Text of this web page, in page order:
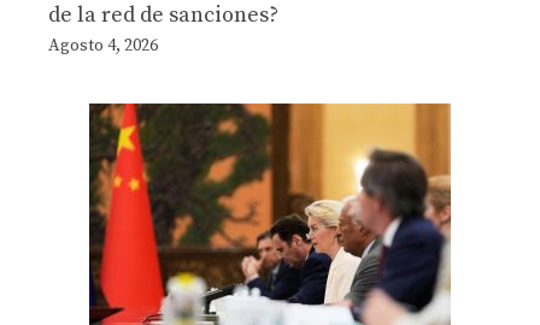
de la red de sanciones?
Agosto 4, 2026